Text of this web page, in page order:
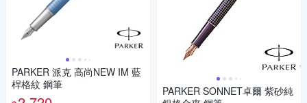
PARKER 派克 高尚NEW IM 藍
桿格紋 鋼筆
PARKER SONNET卓爾 紫砂純